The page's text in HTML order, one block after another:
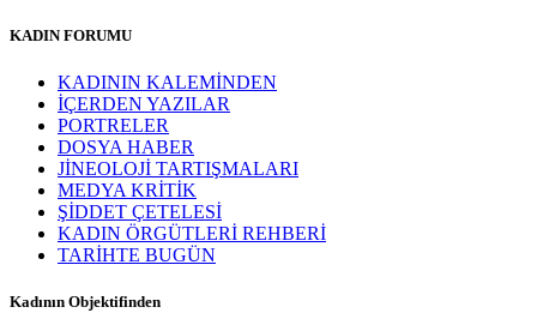
KADIN FORUMU
KADININ KALEMİNDEN
İÇERDEN YAZILAR
PORTRELER
DOSYA HABER
JİNEOLOJİ TARTIŞMALARI
MEDYA KRİTİK
ŞİDDET ÇETELESİ
KADIN ÖRGÜTLERİ REHBERİ
TARİHTE BUGÜN
Kadının Objektifinden